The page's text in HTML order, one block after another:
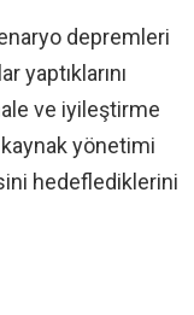
depremleri
yaptıklarını
ve iyileştirme
yönetimi
hedeflediklerini